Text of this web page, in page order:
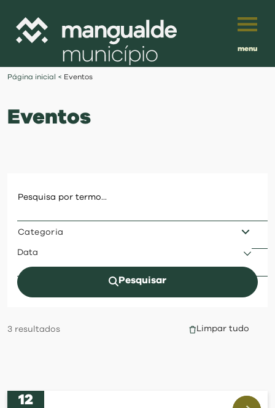
menu
investir
balcão digital
visit
Português
Página inicial < Eventos
Eventos
Categoria
Data
Pesquisar
3 resultados Limpar tudo
12